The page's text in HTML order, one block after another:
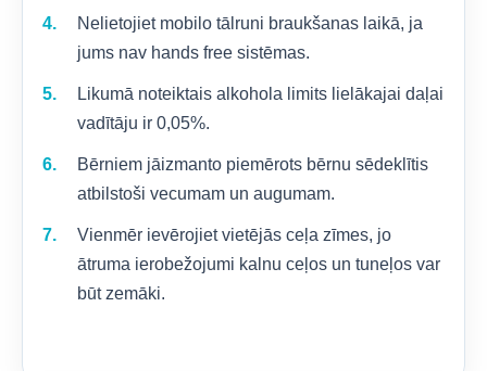
Nelietojiet mobilo tālruni braukšanas laikā, ja
jums nav hands free sistēmas.
Likumā noteiktais alkohola limits lielākajai daļai
vadītāju ir 0,05%.
Bērniem jāizmanto piemērots bērnu sēdeklītis
atbilstoši vecumam un augumam.
Vienmēr ievērojiet vietējās ceļa zīmes, jo
ātruma ierobežojumi kalnu ceļos un tuneļos var
būt zemāki.